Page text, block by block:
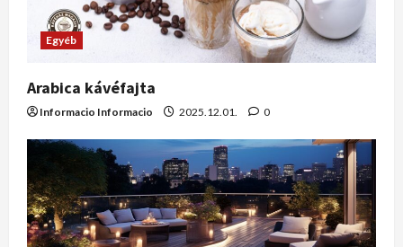
Egyéb
Arabica kávéfajta
Informacio Informacio 2025.12.01. 0